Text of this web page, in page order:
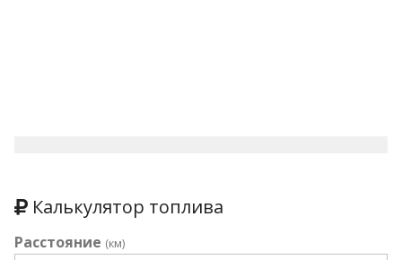
Калькулятор топлива
Расстояние (км)